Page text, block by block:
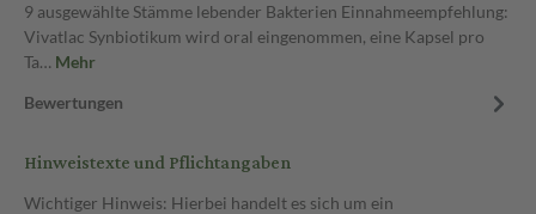
9 ausgewählte Stämme lebender Bakterien Einnahmeempfehlung:
Vivatlac Synbiotikum wird oral eingenommen, eine Kapsel pro
Ta… Mehr
Bewertungen
Hinweistexte und Pflichtangaben
Wichtiger Hinweis: Hierbei handelt es sich um ein